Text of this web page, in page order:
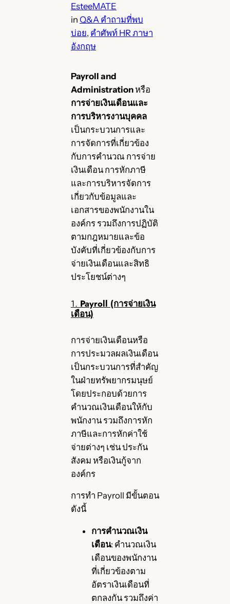
EsteeMATE
in Q&A คำถามที่พบ
บ่อย, คำศัพท์ HR ภาษา
อังกฤษ
Payroll and
Administrationหรือ
การจ่ายเงินเดือนและ
การบริหารงานบุคคล
เป็นกระบวนการและ
การจัดการที่เกี่ยวข้อง
กับการคำนวณ การจ่าย
เงินเดือน การหักภาษี
และการบริหารจัดการ
เกี่ยวกับข้อมูลและ
เอกสารของพนักงานใน
องค์กร รวมถึงการปฏิบัติ
ตามกฎหมายและข้อ
บังคับที่เกี่ยวข้องกับการ
จ่ายเงินเดือนและสิทธิ
ประโยชน์ต่างๆ
1. Payroll (การจ่ายเงิน
เดือน)
การจ่ายเงินเดือนหรือ
การประมวลผลเงินเดือน
เป็นกระบวนการที่สำคัญ
ในฝ่ายทรัพยากรมนุษย์
โดยประกอบด้วยการ
คำนวณเงินเดือนให้กับ
พนักงาน รวมถึงการหัก
ภาษีและการหักค่าใช้
จ่ายต่างๆ เช่น ประกัน
สังคม หรือเงินกู้จาก
องค์กร
การทำ Payroll มีขั้นตอน
ดังนี้
การคำนวณเงิน
เดือน: คำนวณเงิน
เดือนของพนักงาน
ที่เกี่ยวข้องตาม
อัตราเงินเดือนที่
ตกลงกัน รวมถึงค่า